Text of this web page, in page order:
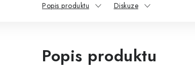
Popis produktu Diskuze
Popis produktu